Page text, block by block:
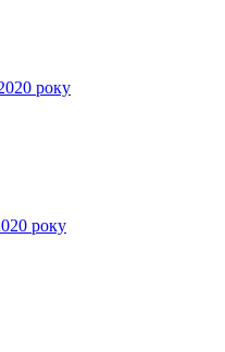
року
року